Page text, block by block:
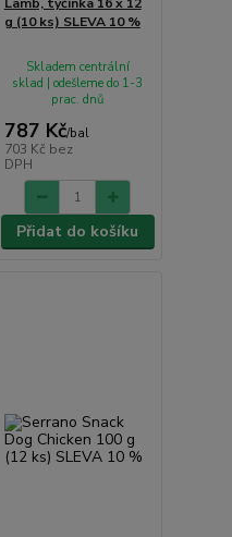
g (10 ks) SLEVA 10 %
787 Kč/bal
703 Kč bez
DPH
Skladem centrální
sklad | odešleme do 1-3
prac. dnů
Přidat do košíku